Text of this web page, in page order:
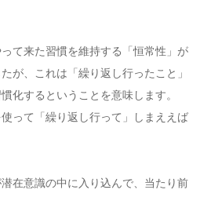
て来た習慣を維持する「恒常性」が
が、これは「繰り返し行ったこと」
化するということを意味します。
って「繰り返し行って」しまええば
在意識の中に入り込んで、当たり前